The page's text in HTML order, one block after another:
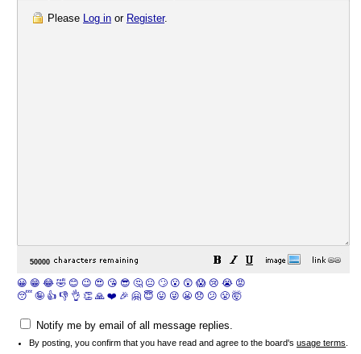
Please Log in or Register.
😀 😁 😂 🤣 😊 😉 😍 😘 😎 🤔 😐 🙄 😮 😲 😱 😢 😭 😡
😴 🤪 👍 👎 👌 👏 🙏 ❤️ 🎉 🤗 😇 😛 😜 😬 😞 😕 😤 🤯
Notify me by email of all message replies.
By posting, you confirm that you have read and agree to the board's usage terms